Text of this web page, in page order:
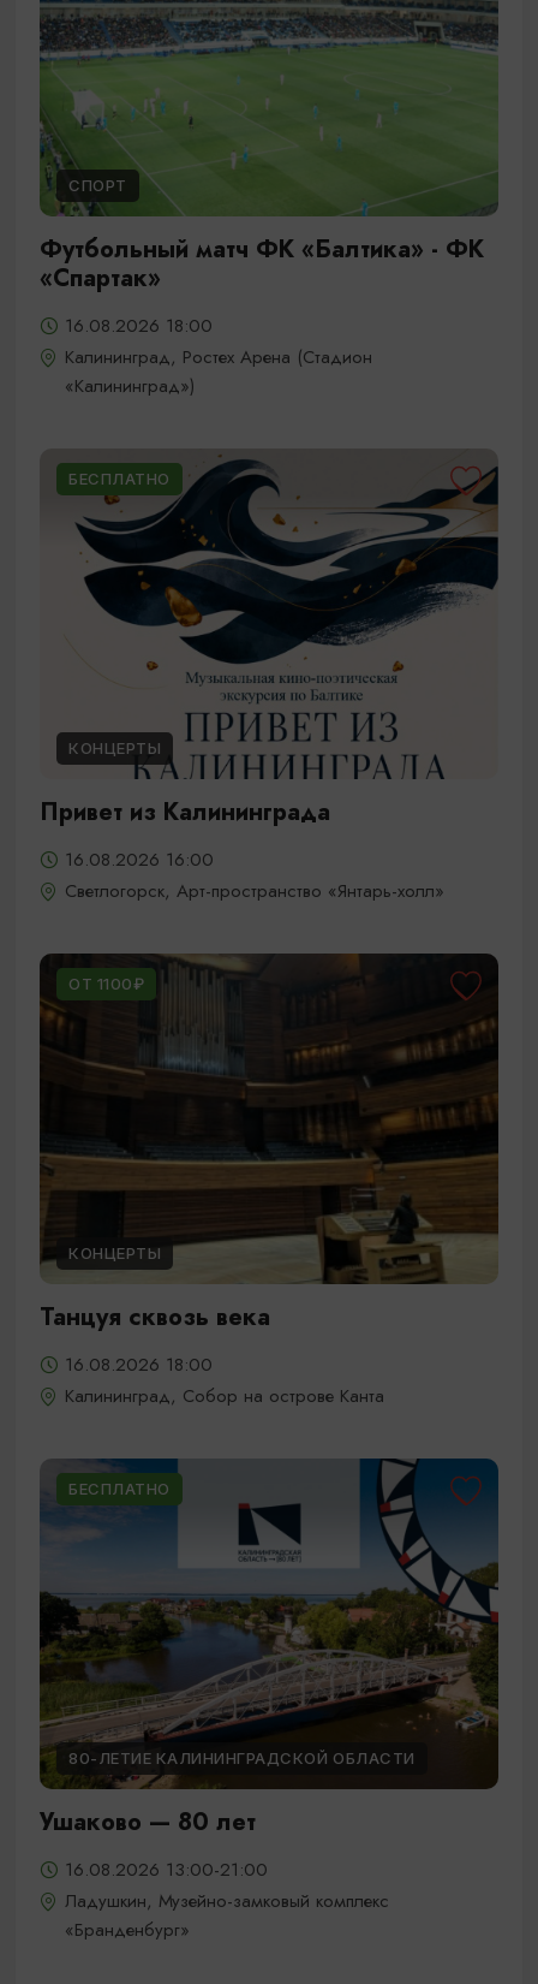
СПОРТ
Футбольный матч ФК «Балтика» - ФК
«Спартак»
16.08.2026 18:00
Калининград, Ростех Арена (Стадион
«Калининград»)
БЕСПЛАТНО
КОНЦЕРТЫ
Привет из Калининграда
16.08.2026 16:00
Светлогорск, Арт-пространство «Янтарь-холл»
ОТ 1100₽
КОНЦЕРТЫ
Танцуя сквозь века
16.08.2026 18:00
Калининград, Собор на острове Канта
БЕСПЛАТНО
80-ЛЕТИЕ КАЛИНИНГРАДСКОЙ ОБЛАСТИ
Ушаково — 80 лет
16.08.2026 13:00-21:00
Ладушкин, Музейно-замковый комплекс
«Бранденбург»